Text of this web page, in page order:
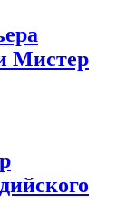
Мистер